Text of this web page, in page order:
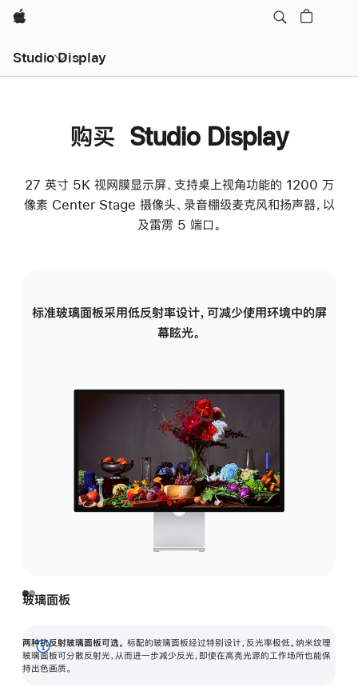
Apple
Studio Display
购买 Studio Display
27 英寸 5K 视网膜显示屏、支持桌上视角功能的 1200 万
像素 Center Stage 摄像头、录音棚级麦克风和扬声器，以
及雷雳 5 端口。
标准玻璃面板采用低反射率设计，可减少使用环境中的屏
幕眩光。
玻璃面板
两种抗反射玻璃面板可选。 标配的玻璃面板经过特别设计，反光率极低。纳米纹理
玻璃面板可分散反射光，从而进一步减少反光，即使在高亮光源的工作场所也能保
持出色画质。
展
开